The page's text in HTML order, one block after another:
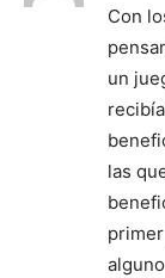
Con
un
las